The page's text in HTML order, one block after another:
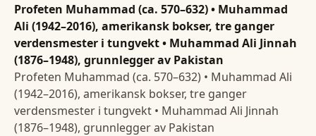
Profeten Muhammad (ca. 570–632) • Muhammad
Ali (1942–2016), amerikansk bokser, tre ganger
verdensmester i tungvekt • Muhammad Ali Jinnah
(1876–1948), grunnlegger av Pakistan
Profeten Muhammad (ca. 570–632) • Muhammad Ali
(1942–2016), amerikansk bokser, tre ganger
verdensmester i tungvekt • Muhammad Ali Jinnah
(1876–1948), grunnlegger av Pakistan